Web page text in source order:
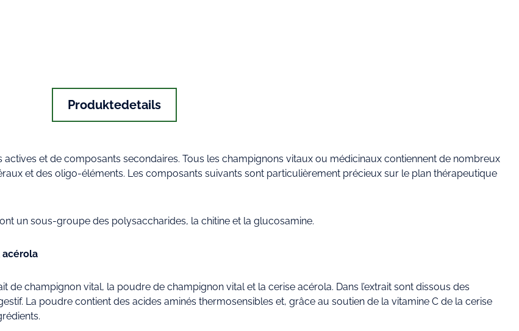
Produktedetails
et de composants secondaires. Tous les champignons vitaux ou médicinaux contiennent de nombreux
et des oligo-éléments. Les composants suivants sont particulièrement précieux sur le plan thérapeutique
un sous-groupe des polysaccharides, la chitine et la glucosamine.
acérola
de champignon vital, la poudre de champignon vital et la cerise acérola. Dans l’extrait sont dissous des
La poudre contient des acides aminés thermosensibles et, grâce au soutien de la vitamine C de la cerise